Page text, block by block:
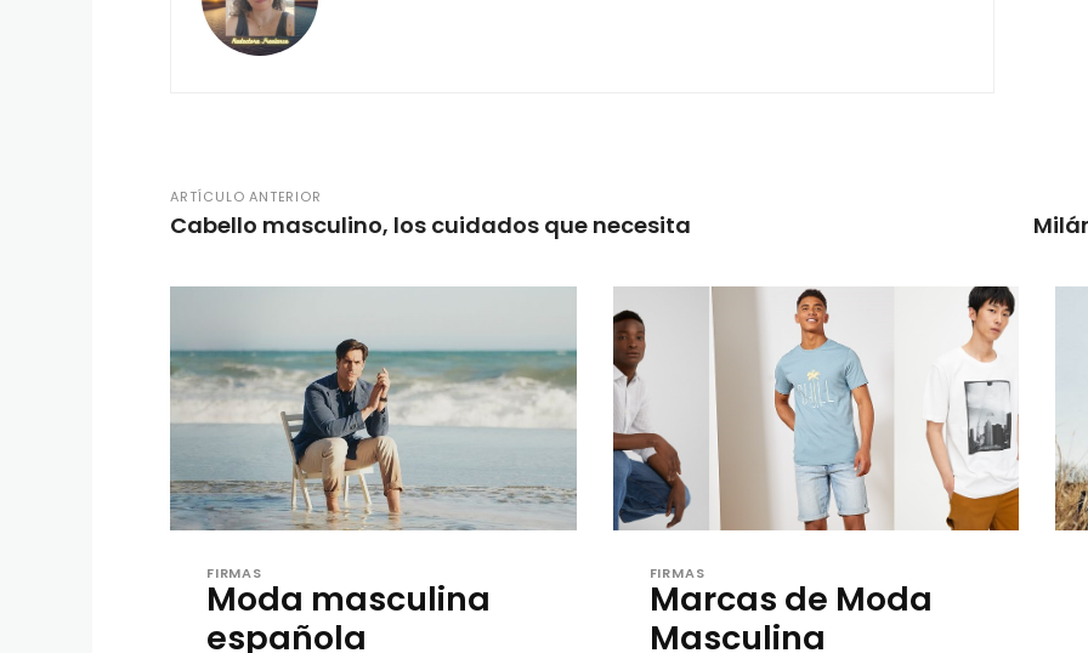
ARTÍCULO ANTERIOR
Cabello masculino, los cuidados que necesita
FIRMAS
Moda masculina
española
FIRMAS
Marcas de Moda
Masculina